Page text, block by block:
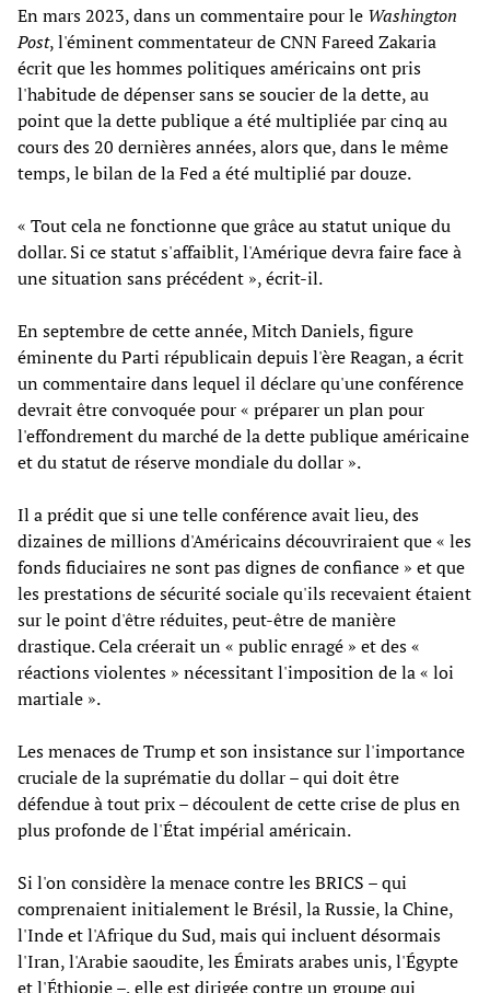
En mars 2023, dans un commentaire pour le Washington
Post, l'éminent commentateur de CNN Fareed Zakaria
écrit que les hommes politiques américains ont pris
l'habitude de dépenser sans se soucier de la dette, au
point que la dette publique a été multipliée par cinq au
cours des 20 dernières années, alors que, dans le même
temps, le bilan de la Fed a été multiplié par douze.
« Tout cela ne fonctionne que grâce au statut unique du
dollar. Si ce statut s'affaiblit, l'Amérique devra faire face à
une situation sans précédent », écrit-il.
En septembre de cette année, Mitch Daniels, figure
éminente du Parti républicain depuis l'ère Reagan, a écrit
un commentaire dans lequel il déclare qu'une conférence
devrait être convoquée pour « préparer un plan pour
l'effondrement du marché de la dette publique américaine
et du statut de réserve mondiale du dollar ».
Il a prédit que si une telle conférence avait lieu, des
dizaines de millions d'Américains découvriraient que « les
fonds fiduciaires ne sont pas dignes de confiance » et que
les prestations de sécurité sociale qu'ils recevaient étaient
sur le point d'être réduites, peut-être de manière
drastique. Cela créerait un « public enragé » et des «
réactions violentes » nécessitant l'imposition de la « loi
martiale ».
Les menaces de Trump et son insistance sur l'importance
cruciale de la suprématie du dollar – qui doit être
défendue à tout prix – découlent de cette crise de plus en
plus profonde de l'État impérial américain.
Si l'on considère la menace contre les BRICS – qui
comprenaient initialement le Brésil, la Russie, la Chine,
l'Inde et l'Afrique du Sud, mais qui incluent désormais
l'Iran, l'Arabie saoudite, les Émirats arabes unis, l'Égypte
et l'Éthiopie –, elle est dirigée contre un groupe qui